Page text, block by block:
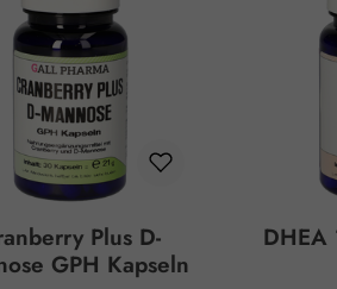
Plus D-
GPH Kapseln
DHEA